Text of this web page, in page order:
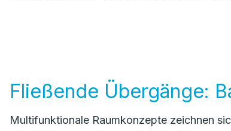
Fließende Übergänge:
Multifunktionale Raumkonzepte zeichnen